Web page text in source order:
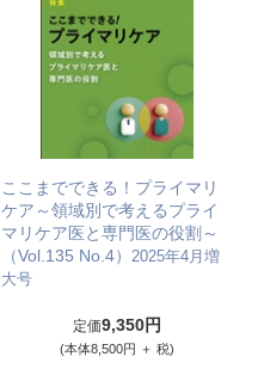
ここまでできる！プライマリ
ケア～領域別で考えるプライ
マリケア医と専門医の役割～
（Vol.135 No.4） 2025年4月増
大号
定価9,350円
(本体8,500円 ＋ 税)